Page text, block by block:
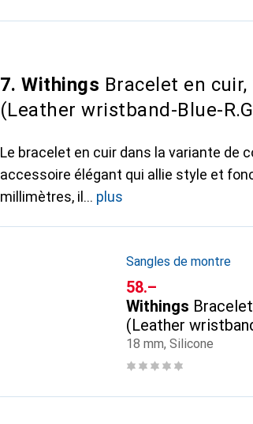
7. Withings Bracelet en cuir,
(Leather wristband-Blue-
Le bracelet en cuir dans la variante de
accessoire élégant qui allie style et
millimètres, il
plus
Sangles de montre
CHF
58.–
Withings
(Leather
18 mm, Silicone